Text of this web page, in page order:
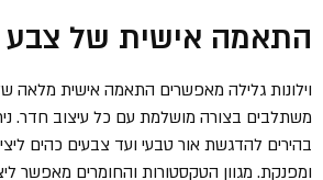
התאמה אישית של צבע
וילונות גלילה מאפשרים התאמה אישית מלאה
משתלבים בצורה מושלמת עם כל עיצוב חדר.
בהירים להדגשת אור טבעי ועד צבעים כהים
ומפנקת. מגוון הטקסטורות והחומרים מאפשר